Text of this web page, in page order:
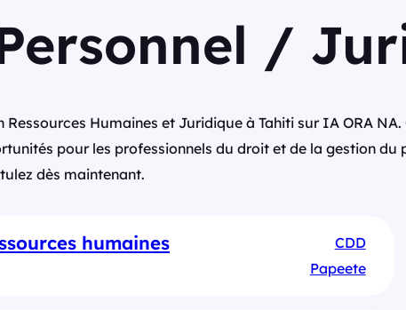
/
Humaines et Juridique à Tahiti sur IA ORA
pour les professionnels du droit et de la gestion du
dès maintenant.
humaines
CDD
Papeete